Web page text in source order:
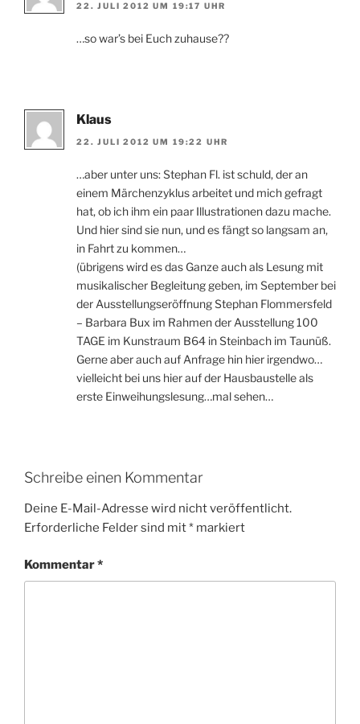
22. JULI 2012 UM 19:17 UHR
…so war’s bei Euch zuhause??
Klaus
22. JULI 2012 UM 19:22 UHR
…aber unter uns: Stephan Fl. ist schuld, der an
einem Märchenzyklus arbeitet und mich gefragt
hat, ob ich ihm ein paar Illustrationen dazu mache.
Und hier sind sie nun, und es fängt so langsam an,
in Fahrt zu kommen…
(übrigens wird es das Ganze auch als Lesung mit
musikalischer Begleitung geben, im September bei
der Ausstellungseröffnung Stephan Flommersfeld
– Barbara Bux im Rahmen der Ausstellung 100
TAGE im Kunstraum B64 in Steinbach im Taunüß.
Gerne aber auch auf Anfrage hin hier irgendwo…
vielleicht bei uns hier auf der Hausbaustelle als
erste Einweihungslesung…mal sehen…
Schreibe einen Kommentar
Deine E-Mail-Adresse wird nicht veröffentlicht.
Erforderliche Felder sind mit* markiert
Kommentar*